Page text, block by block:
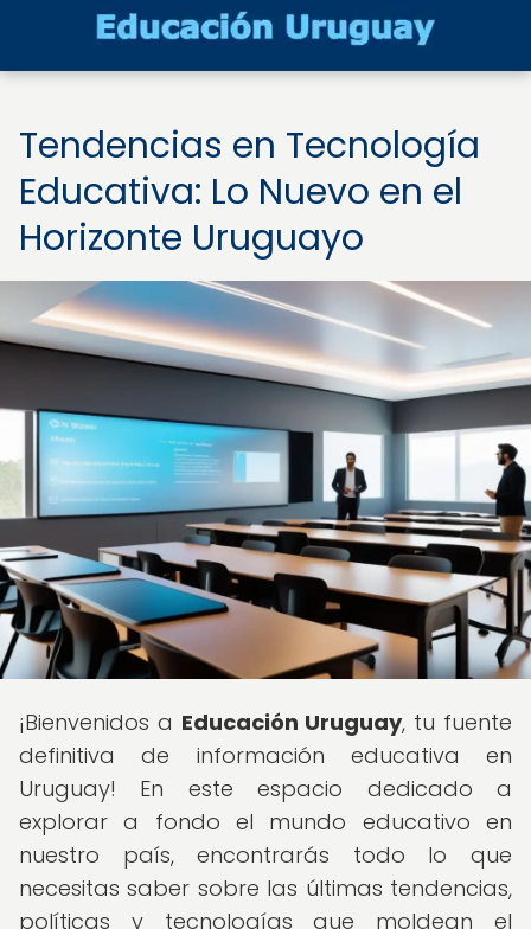
Tendencias en Tecnología
Educativa: Lo Nuevo en el
Horizonte Uruguayo
¡Bienvenidos a Educación Uruguay, tu fuente
definitiva de información educativa en
Uruguay! En este espacio dedicado a
explorar a fondo el mundo educativo en
nuestro país, encontrarás todo lo que
necesitas saber sobre las últimas tendencias,
políticas y tecnologías que moldean el